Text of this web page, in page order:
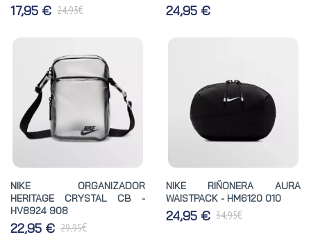
17,95 € 24,95€ 24,95 €
NIKE ORGANIZADOR
HERITAGE CRYSTAL CB -
HV8924 908
22,95 € 29,95€
NIKE RIÑONERA AURA
WAISTPACK - HM6120 010
24,95 € 34,95€